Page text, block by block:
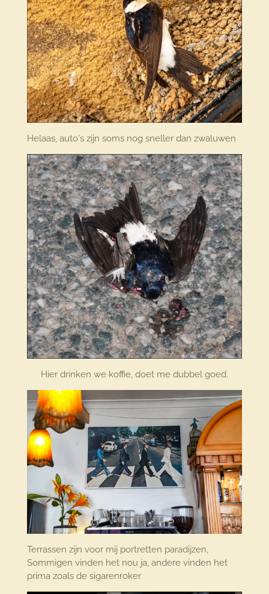
Helaas, auto's zijn soms nog sneller dan zwaluwen
Hier drinken we koffie, doet me dubbel goed.
Terrassen zijn voor mij portretten paradijzen,
Sommigen vinden het nou ja, andere vinden het
prima zoals de sigarenroker